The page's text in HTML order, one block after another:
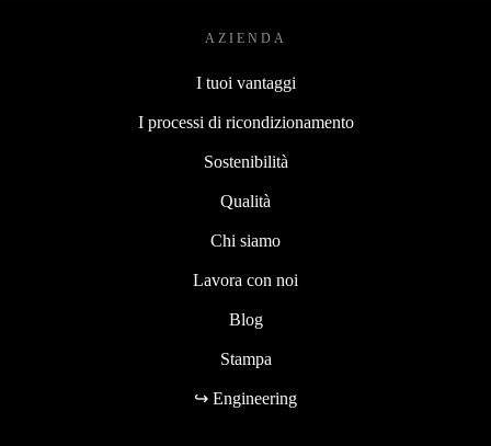
AZIENDA
I tuoi vantaggi
I processi di ricondizionamento
Sostenibilità
Qualità
Chi siamo
Lavora con noi
Blog
Stampa
↪ Engineering